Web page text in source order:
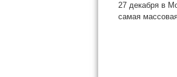
27 декабря в
самая